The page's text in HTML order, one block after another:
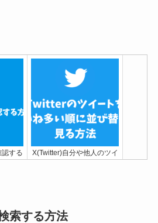
する
べて
X(Twitter)自分や他人のツイ
ートをいいね多い順に並び
索する方法